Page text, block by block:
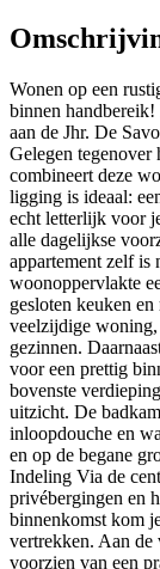
Wonen op een
binnen
aan de Jhr. De
Gelegen
combineert deze
ligging is ideaal:
echt letterlijk voor
alle dagelijkse
appartement zelf is
woonoppervlakte
gesloten keuken
veelzijdige woning,
gezinnen.
voor een prettig
bovenste
uitzicht. De
inloopdouche en
en op de begane
Indeling Via de
privébergingen en
binnenkomst kom
vertrekken. Aan de
voorzien van een